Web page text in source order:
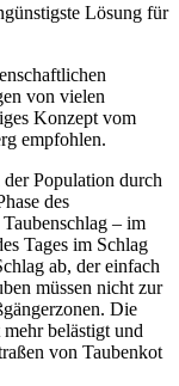
Lösung für
von vielen
Konzept vom
empfohlen.
Population durch
des
– im
Tages im Schlag
ab, der einfach
müssen nicht zur
Die
belästigt und
von Taubenkot